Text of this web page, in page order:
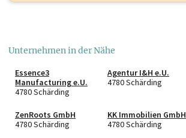
Unternehmen in der Nähe
Essence3
Manufacturing e.U.
4780 Schärding
Agentur I&H e.U.
4780 Schärding
ZenRoots GmbH
4780 Schärding
KK Immobilien GmbH
4780 Schärding